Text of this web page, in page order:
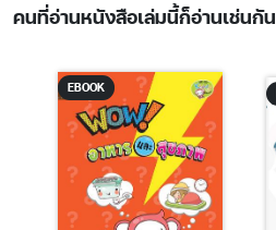
คนที่อ่านหนังสือเล่มนี้ก็อ่านเช่นกัน
EBOOK